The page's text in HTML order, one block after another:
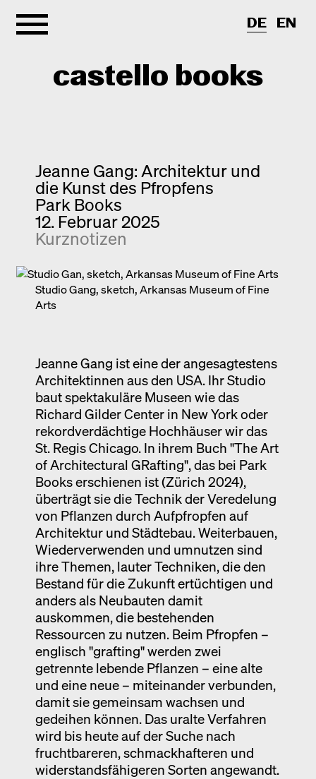
castello books
Kategorien
Interview
Kurznotizen
Neuerscheinungen
Monografien
Entdeckungen
Venedig
Termine
Info
Newsletter
Kontakt
DE EN
Jeanne Gang: Architektur und
die Kunst des Pfropfens
Park Books
12. Februar 2025
Kurznotizen
Studio Gang, sketch, Arkansas Museum of Fine
Arts
Jeanne Gang ist eine der angesagtestens
Architektinnen aus den USA. Ihr Studio
baut spektakuläre Museen wie das
Richard Gilder Center in New York oder
rekordverdächtige Hochhäuser wir das
St. Regis Chicago. In ihrem Buch "The Art
of Architectural GRafting", das bei Park
Books erschienen ist (Zürich 2024),
überträgt sie die Technik der Veredelung
von Pflanzen durch Aufpfropfen auf
Architektur und Städtebau. Weiterbauen,
Wiederverwenden und umnutzen sind
ihre Themen, lauter Techniken, die den
Bestand für die Zukunft ertüchtigen und
anders als Neubauten damit
auskommen, die bestehenden
Ressourcen zu nutzen. Beim Pfropfen –
englisch "grafting" werden zwei
getrennte lebende Pflanzen – eine alte
und eine neue – miteinander verbunden,
damit sie gemeinsam wachsen und
gedeihen können. Das uralte Verfahren
wird bis heute auf der Suche nach
fruchtbareren, schmackhafteren und
widerstandsfähigeren Sorten angewandt.